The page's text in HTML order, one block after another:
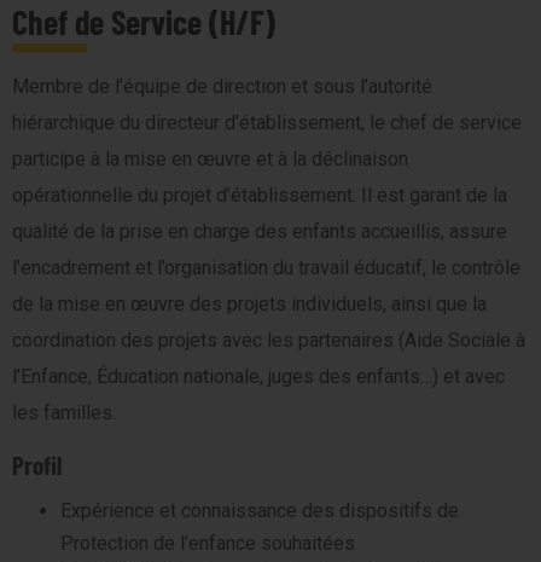
Chef de Service (H/F)
Membre de l’équipe de direction et sous l’autorité
hiérarchique du directeur d’établissement, le chef de service
participe à la mise en œuvre et à la déclinaison
opérationnelle du projet d’établissement. Il est garant de la
qualité de la prise en charge des enfants accueillis, assure
l’encadrement et l’organisation du travail éducatif, le contrôle
de la mise en œuvre des projets individuels, ainsi que la
coordination des projets avec les partenaires (Aide Sociale à
l’Enfance, Éducation nationale, juges des enfants…) et avec
les familles.
Profil
Expérience et connaissance des dispositifs de
Protection de l’enfance souhaitées